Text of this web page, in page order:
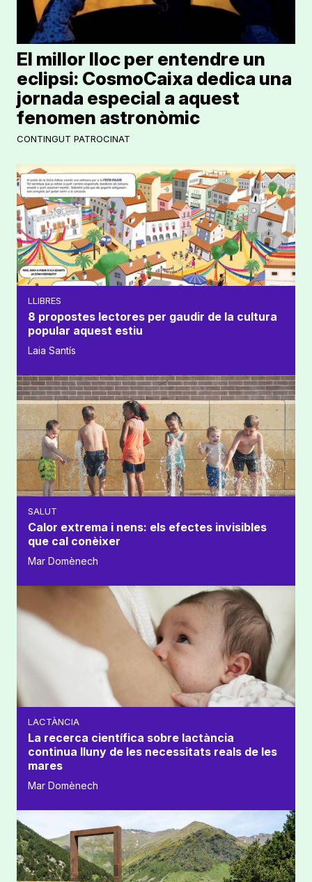
CONTINGUT PATROCINAT
El millor lloc per entendre un
eclipsi: CosmoCaixa dedica una
jornada especial a aquest
fenomen astronòmic
LLIBRES
8 propostes lectores per gaudir de la cultura
popular aquest estiu
Laia Santís
SALUT
Calor extrema i nens: els efectes invisibles
que cal conèixer
Mar Domènech
LACTÀNCIA
La recerca científica sobre lactància
continua lluny de les necessitats reals de les
mares
Mar Domènech